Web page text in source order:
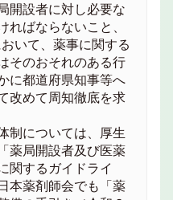
開設者に対し必要な
ばならないこと、
いて、薬事に関する
そのおそれのある行
に都道府県知事等へ
改めて周知徹底を求
制については、厚生
薬局開設者及び医薬
関するガイドライ
本薬剤師会でも「薬